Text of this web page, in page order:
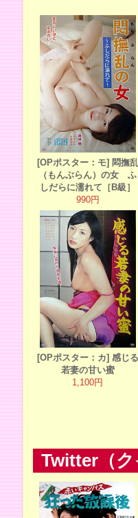
[OPポスター：モ] 悶撫乱
（もんぶらん）の女 ふ
しだらに濡れて［B級］
990円
[OPポスター：カ] 感じる
若妻の甘い蜜
1,100円
Twitter（